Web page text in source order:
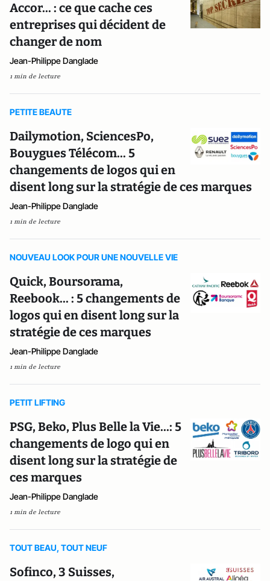
Accor... : ce que cache ces
entreprises qui décident de
changer de nom
Jean-Philippe Danglade
1 min de lecture
PETITE BEAUTE
Dailymotion, SciencesPo,
Bouygues Télécom... 5
changements de logos qui en
disent long sur la stratégie de ces marques
Jean-Philippe Danglade
1 min de lecture
NOUVEAU LOOK POUR UNE NOUVELLE VIE
Quick, Boursorama,
Reebook... : 5 changements de
logos qui en disent long sur la
stratégie de ces marques
Jean-Philippe Danglade
1 min de lecture
PETIT LIFTING
PSG, Beko, Plus Belle la Vie...: 5
changements de logo qui en
disent long sur la stratégie de
ces marques
Jean-Philippe Danglade
1 min de lecture
TOUT BEAU, TOUT NEUF
Sofinco, 3 Suisses,